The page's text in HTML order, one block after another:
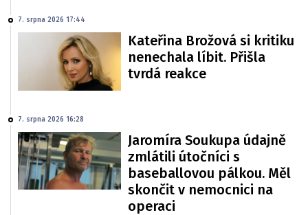
7. srpna 2026 17:44
Kateřina Brožová si kritiku
nenechala líbit. Přišla
tvrdá reakce
7. srpna 2026 16:28
Jaromíra Soukupa údajně
zmlátili útočníci s
baseballovou pálkou. Měl
skončit v nemocnici na
operaci